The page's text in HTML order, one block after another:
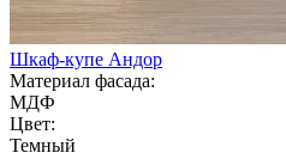
Шкаф-купе Андор
Материал фасада:
МДФ
Цвет:
Темный